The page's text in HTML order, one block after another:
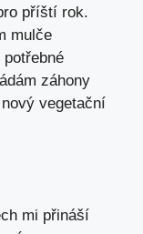
příští rok.
mulče
záhony
vegetační
mi přináší